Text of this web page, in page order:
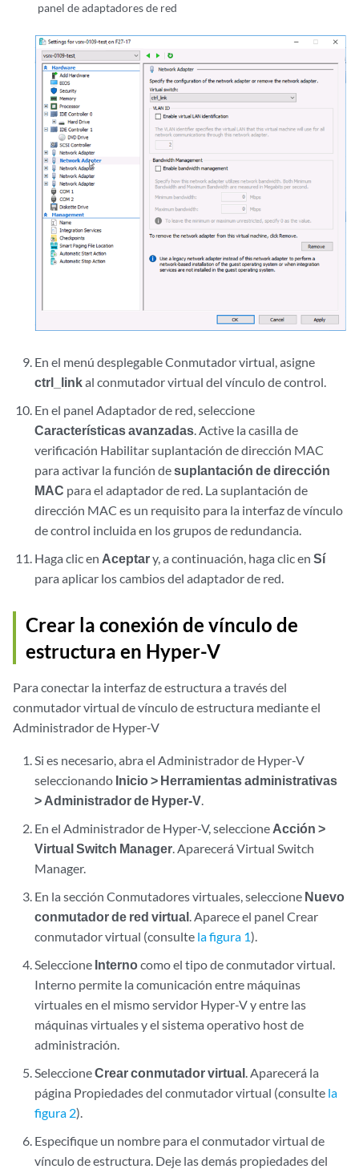
panel de adaptadores de red
En el menú desplegable Conmutador virtual, asigne
ctrl_linkal conmutador virtual del vínculo de control.
En el panel Adaptador de red, seleccione
Características avanzadas . Active la casilla de
verificación Habilitar suplantación de dirección MAC
para activar la función desuplantación de dirección
MAC para el adaptador de red. La suplantación de
dirección MAC es un requisito para la interfaz de vínculo
de control incluida en los grupos de redundancia.
Haga clic en Aceptary, a continuación, haga clic enSí
para aplicar los cambios del adaptador de red.
Crear la conexión de vínculo de
estructura en Hyper-V
Para conectar la interfaz de estructura a través del
conmutador virtual de vínculo de estructura mediante el
Administrador de Hyper-V
Si es necesario, abra el Administrador de Hyper-V
seleccionando Inicio > Herramientas administrativas
> Administrador de Hyper-V
En el Administrador de Hyper-V, seleccione Acción >
Virtual Switch Manager . Aparecerá Virtual Switch
Manager.
En la sección Conmutadores virtuales, seleccione Nuevo
conmutador de red virtual . Aparece el panel Crear
conmutador virtual (consulte la figura 1).
Seleccione Internocomo el tipo de conmutador virtual.
Interno permite la comunicación entre máquinas
virtuales en el mismo servidor Hyper-V y entre las
máquinas virtuales y el sistema operativo host de
administración.
SeleccioneCrear conmutador virtual . Aparecerá la
página Propiedades del conmutador virtual (consulte la
figura 2).
Especifique un nombre para el conmutador virtual de
vínculo de estructura. Deje las demás propiedades del